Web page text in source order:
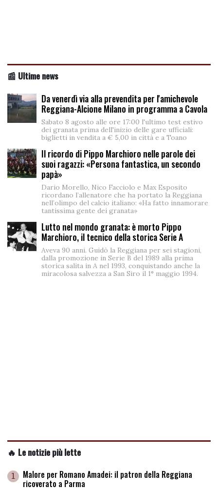
📰 Ultime news
Da venerdì via alla prevendita per l'amichevole
Reggiana-Alcione Milano in programma a Cavola
Sabato 8 agosto alle ore 17:00 l'ultimo test estivo
dei granata prima dell'inizio delle gare ufficiali:
biglietti in vendita a € 5,00 in città e a Toano
Il ricordo di Pippo Marchioro nelle parole dei
suoi ragazzi: «Persona fantastica, un secondo
papà»
Dario Morello, Nico Facciolo e Max Esposito
ricordano l’allenatore che ha portato la Reggiana
nell’olimpo del calcio italiano: «Ha fatto innamorare
tantissima gente dei granata»
Lutto nel mondo granata: è morto Pippo
Marchioro, il tecnico della storica Serie A
Aveva 90 anni. Guidò la Reggiana per sei stagioni,
dalla promozione in Serie B del 1989 alla prima
storica salita in A nel 1993, conquistando anche la
miracolosa salvezza a San Siro il 1° maggio 1994.
🔥 Le notizie più lette
1 Malore per Romano Amadei: il patron della Reggiana
ricoverato a Parma